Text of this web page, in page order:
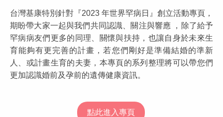
台灣基康特別針對『2023 年世界罕病日』創立活動專頁，
期盼帶大家一起與我們共同認識、關注與響應 ，除了給予
罕病病友們更多的同理、關懷與扶持，也讓自身於未來生
育能夠有更完善的計畫，若您們剛好是準備結婚的準新
人、或計畫生育的夫妻，本專頁的系列整理將可以帶您們
更加認識婚前及孕前的遺傳健康資訊。
點此進入專頁